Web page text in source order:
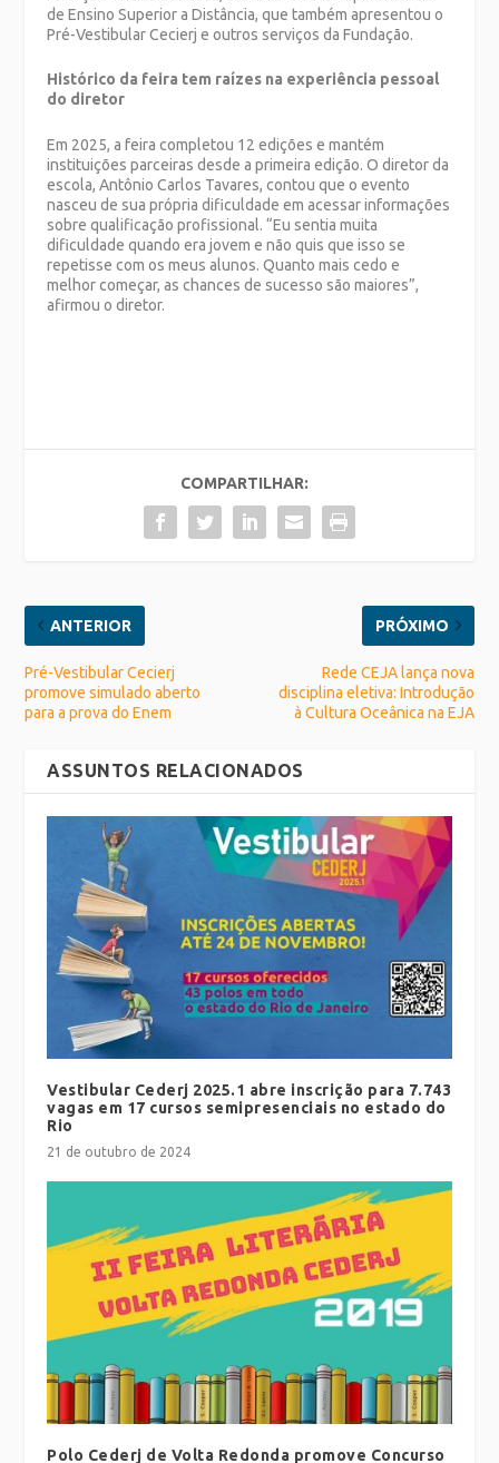
de Ensino Superior a Distância, que também apresentou o
Pré-Vestibular Cecierj e outros serviços da Fundação.
Histórico da feira tem raízes na experiência pessoal
do diretor
Em 2025, a feira completou 12 edições e mantém
instituições parceiras desde a primeira edição. O diretor da
escola, Antônio Carlos Tavares, contou que o evento
nasceu de sua própria dificuldade em acessar informações
sobre qualificação profissional. “Eu sentia muita
dificuldade quando era jovem e não quis que isso se
repetisse com os meus alunos. Quanto mais cedo e
melhor começar, as chances de sucesso são maiores”,
afirmou o diretor.
COMPARTILHAR:
ANTERIOR
Pré-Vestibular Cecierj
promove simulado aberto
para a prova do Enem
PRÓXIMO
Rede CEJA lança nova
disciplina eletiva: Introdução
à Cultura Oceânica na EJA
ASSUNTOS RELACIONADOS
Vestibular Cederj 2025.1 abre inscrição para 7.743
vagas em 17 cursos semipresenciais no estado do
Rio
21 de outubro de 2024
Polo Cederj de Volta Redonda promove Concurso